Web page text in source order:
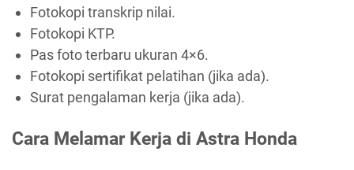
Fotokopi transkrip nilai.
Fotokopi KTP.
Pas foto terbaru ukuran 4×6.
Fotokopi sertifikat pelatihan (jika ada).
Surat pengalaman kerja (jika ada).
Cara Melamar Kerja di Astra Honda